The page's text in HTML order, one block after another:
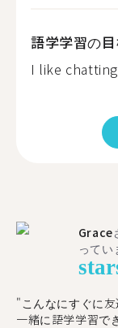
語学学習の
I like
Grace
ってい
star
"こんなにすぐに
一緒に語学学習で